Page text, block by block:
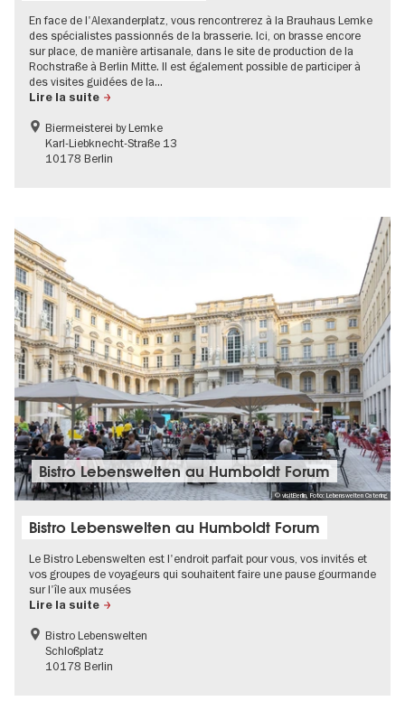
En face de l'Alexanderplatz, vous rencontrerez à la Brauhaus Lemke
des spécialistes passionnés de la brasserie. Ici, on brasse encore
sur place, de manière artisanale, dans le site de production de la
Rochstraße à Berlin Mitte. Il est également possible de participer à
des visites guidées de la...
Lire la suite
Biermeisterei by Lemke
Karl-Liebknecht-Straße 13
10178 Berlin
© visitBerlin, Foto: Lebenswelten Catering
Bistro Lebenswelten au Humboldt Forum
Bistro Lebenswelten au Humboldt Forum
Le Bistro Lebenswelten est l'endroit parfait pour vous, vos invités et
vos groupes de voyageurs qui souhaitent faire une pause gourmande
sur l'île aux musées
Lire la suite
Bistro Lebenswelten
Schloßplatz
10178 Berlin